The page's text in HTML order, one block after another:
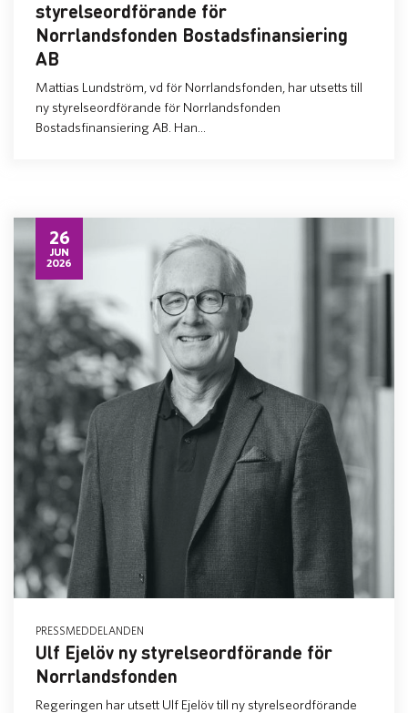
styrelseordförande för
Norrlandsfonden Bostadsfinansiering
AB
Mattias Lundström, vd för Norrlandsfonden, har utsetts till
ny styrelseordförande för Norrlandsfonden
Bostadsfinansiering AB. Han...
26
JUN
2026
PRESSMEDDELANDEN
Ulf Ejelöv ny styrelseordförande för
Norrlandsfonden
Regeringen har utsett Ulf Ejelöv till ny styrelseordförande